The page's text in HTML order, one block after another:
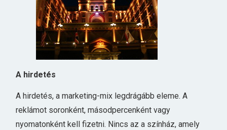
A hirdetés
A hirdetés, a marketing-mix legdrágább eleme. A
reklámot soronként, másodpercenként vagy
nyomatonként kell fizetni. Nincs az a színház, amely